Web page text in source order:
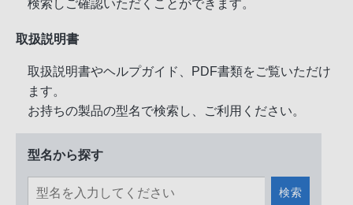
検索しご確認いただくことができます。
取扱説明書
取扱説明書やヘルプガイド、PDF書類をご覧いただけ
ます。
お持ちの製品の型名で検索し、ご利用ください。
型名から探す
検索